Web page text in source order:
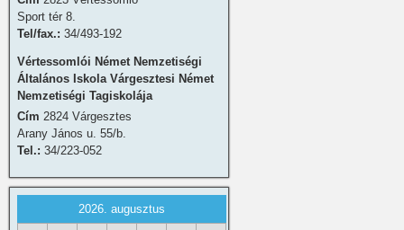
Sport tér 8.
Tel/fax.: 34/493-192
Vértessomlói Német Nemzetiségi
Általános Iskola Várgesztesi Német
Nemzetiségi Tagiskolája
Cím 2824 Várgesztes
Arany János u. 55/b.
Tel.: 34/223-052
2026. augusztus